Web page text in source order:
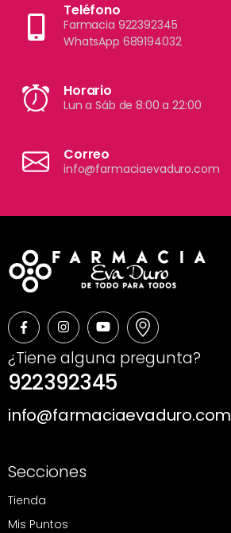
Teléfono
Farmacia 922392345
WhatsApp 689194032
Horario
Lun a Sáb de 8:00 a 22:00
Correo
info@farmaciaevaduro.com
¿Tiene alguna pregunta?
922392345
info@farmaciaevaduro.com
Secciones
Tienda
Mis Puntos